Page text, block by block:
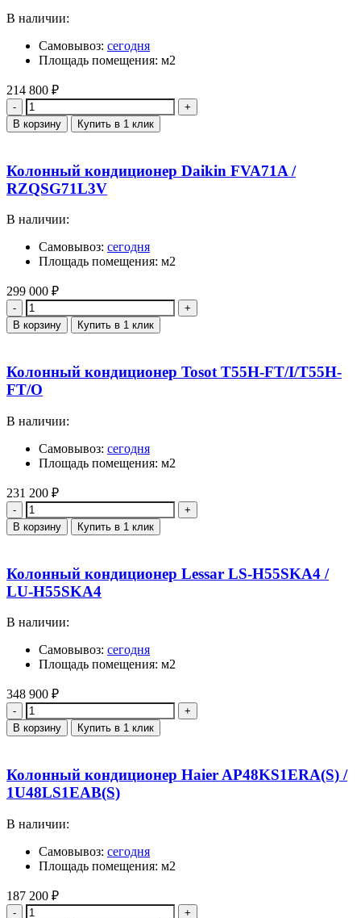
В наличии:
Самовывоз: сегодня
Площадь помещения: м2
214 800 ₽
Количество
В корзину Купить в 1 клик
Колонный кондиционер Daikin FVA71A /
RZQSG71L3V
В наличии:
Самовывоз: сегодня
Площадь помещения: м2
299 000 ₽
Количество
В корзину Купить в 1 клик
Колонный кондиционер Tosot Т55H-FT/I/Т55H-
FT/O
В наличии:
Самовывоз: сегодня
Площадь помещения: м2
231 200 ₽
Количество
В корзину Купить в 1 клик
Колонный кондиционер Lessar LS-H55SKA4 /
LU-H55SKA4
В наличии:
Самовывоз: сегодня
Площадь помещения: м2
348 900 ₽
Количество
В корзину Купить в 1 клик
Колонный кондиционер Haier AP48KS1ERA(S) /
1U48LS1EAB(S)
В наличии:
Самовывоз: сегодня
Площадь помещения: м2
187 200 ₽
Количество